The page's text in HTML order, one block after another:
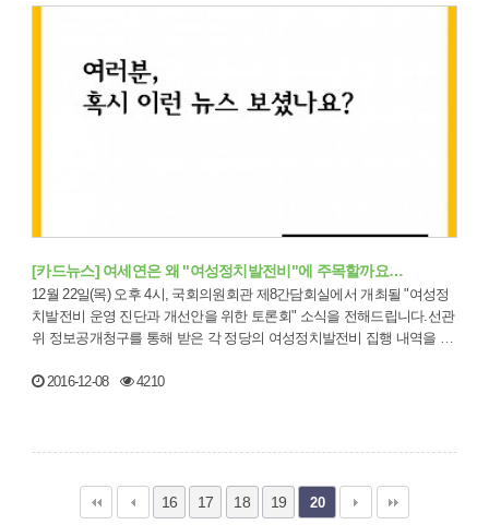
[카드뉴스] 여세연은 왜 "여성정치발전비"에 주목할까요…
12월 22일(목) 오후 4시, 국회의원회관 제8간담회실에서 개최될 "여성정
치발전비 운영 진단과 개선안을 위한 토론회" 소식을 전해드립니다.선관
위 정보공개청구를 통해 받은 각 정당의 여성정치발전비 집행 내역을 엑
2016-12-08
4210
16 17 18 19 20